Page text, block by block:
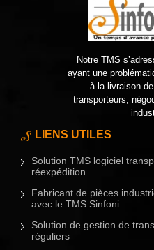
Notre TMS
ayant une
à la livraison
transporteurs,
LIENS UTILES
Solution TMS logiciel
réexpédition
Fabricant de pièces
avec le TMS Sinfoni
Solution de gestion de
réguliers